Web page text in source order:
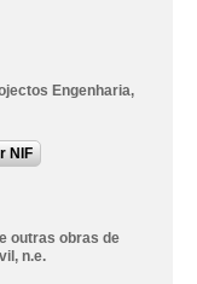
Engenharia,
NIF
outras obras de
n.e.